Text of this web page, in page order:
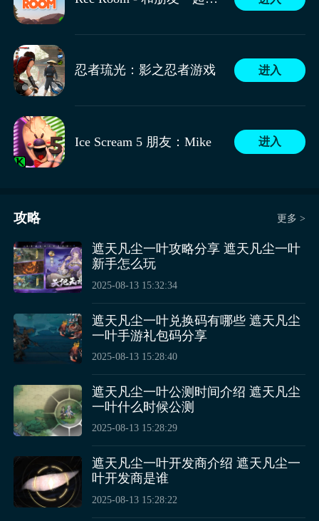
力，该流派的操作核心在于能量管理，技能释放会持续
消耗能量，若能量耗尽则会导致治疗链中断，使团队陷
入生存危机。
流各自具备鲜明特点与操作要点，狂音流在输出过程中
要精准把控治疗节奏，利用攻击触发的治疗效果保障团
队生存，协奏流则需精心规划技能释放时机，管理好能
量，通过乐章系统为团队提供持续治疗与攻击增益。
光能量，全队将面临长时间治疗量大幅降低甚至断奶的
困境。
量，合理搭配进攻性治疗技能，配合队友输出节奏，在
BOSS释放高伤害技能前，协奏流吉他手提前开启强力
治疗技能，提升队友生存能力，狂音流则在队友血量健
康时，全力输出压制BOSS血量，同时吉他手还应与其
他辅助职业相互配合，根据战斗场景合理分配治疗与增
益职责，共同为团队胜利奠定基础。
星痕共鸣吉他玩法的内容就介绍完了，
能基础运用、流派策略选择与团队协作配合，形成了完
键的时刻，要想挽救残血队友还是会有一些难度的。
副本中也没有太多的优势，伤害刮痧，而且还会缺一些
爆发，可能在后期公测结束之后会有一些改善，否则的
话就是一个半吊子的定位，没有办法去拼强度。
星痕共鸣吉他怎么样？目前为止并没有什么太多的介
绍，但玩家根据一些视频对于这一个职业也会有基本的
了解，估计在后续的环节中会有所改善，否则这一个角
色并没有什么太多的优势，估计也不会得到玩家的认
可。
忍者琉光：影之忍者游戏 进入
Ice Scream 5 朋友：Mike 进入
攻略 更多 >
遮天凡尘一叶攻略分享 遮天凡尘一叶
新手怎么玩
2025-08-13 15:32:34
遮天凡尘一叶兑换码有哪些 遮天凡尘
一叶手游礼包码分享
2025-08-13 15:28:40
遮天凡尘一叶公测时间介绍 遮天凡尘
一叶什么时候公测
2025-08-13 15:28:29
遮天凡尘一叶开发商介绍 遮天凡尘一
叶开发商是谁
2025-08-13 15:28:22